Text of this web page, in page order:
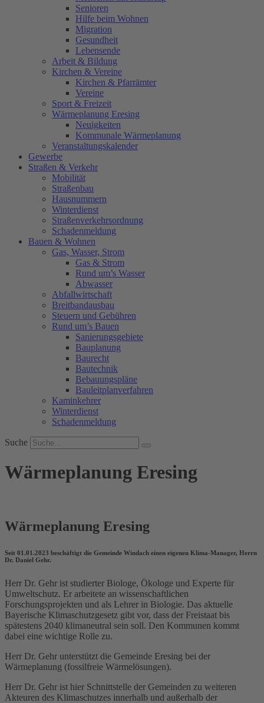
Senioren
Hilfe beim Wohnen
Migration
Gesundheit
Lebensende
Arbeit & Bildung
Kirchen & Vereine
Kirchen & Pfarrämter
Vereine
Sport & Freizeit
Wärmeplanung Eresing
Neuigkeiten
Kommunale Wärmeplanung
Veranstaltungskalender
Gewerbe
Straßen & Verkehr
Mobilität
Straßenbau
Hausnummern
Winterdienst
Straßenverkehrsordnung
Schadenmeldung
Bauen & Wohnen
Gas, Wasser, Strom
Gas & Strom
Rund um’s Wasser
Abwasser
Abfallwirtschaft
Breitbandausbau
Steuern und Gebühren
Rund um’s Bauen
Sanierungsgebiete
Bauplanung
Baurecht
Bautechnik
Bebauungspläne
Bauleitplanverfahren
Kaminkehrer
Winterdienst
Schadenmeldung
Suche
Wärmeplanung Eresing
Wärmeplanung Eresing
Seit 01.01.2023 beschäftigt die Gemeinde Windach einen eigenen Klima-Manager, Herrn
Dr. Daniel Gehr.
Herr Dr. Gehr ist studierter Biologe, Ökologe und Experte für
Umweltschutz. Er arbeitete an wissenschaftlichen
Forschungsprojekten und als Lehrer in Biologie. Das aktuelle
Bayerische Klimaschutzgesetz gibt vor, dass der Freistaat bis
spätestens 2040 klimaneutral sein soll. Den Kommunen kommt
dabei eine wichtige Rolle zu.
Herr Dr. Gehr unterstützt die Gemeinde Eresing bei der
Wärmeplanung (fossilfreie Wärmelösungen).
Herr Dr. Gehr ist hier Schnittstelle der Gemeinden zu weiteren
Akteuren des Klimaschutzes innerhalb und außerhalb der